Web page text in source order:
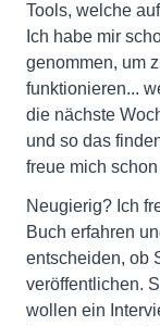
Tools, welche
Ich habe mir
genommen, um
funktionieren...
die nächste
und so das
freue mich
Neugierig? Ich
Buch erfahren
entscheiden, ob
veröffentlichen.
wollen ein